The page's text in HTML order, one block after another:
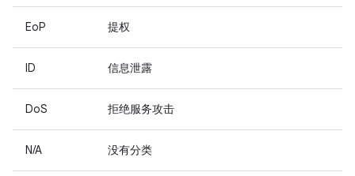
EoP 提权
ID 信息泄露
DoS 拒绝服务攻击
N/A 没有分类